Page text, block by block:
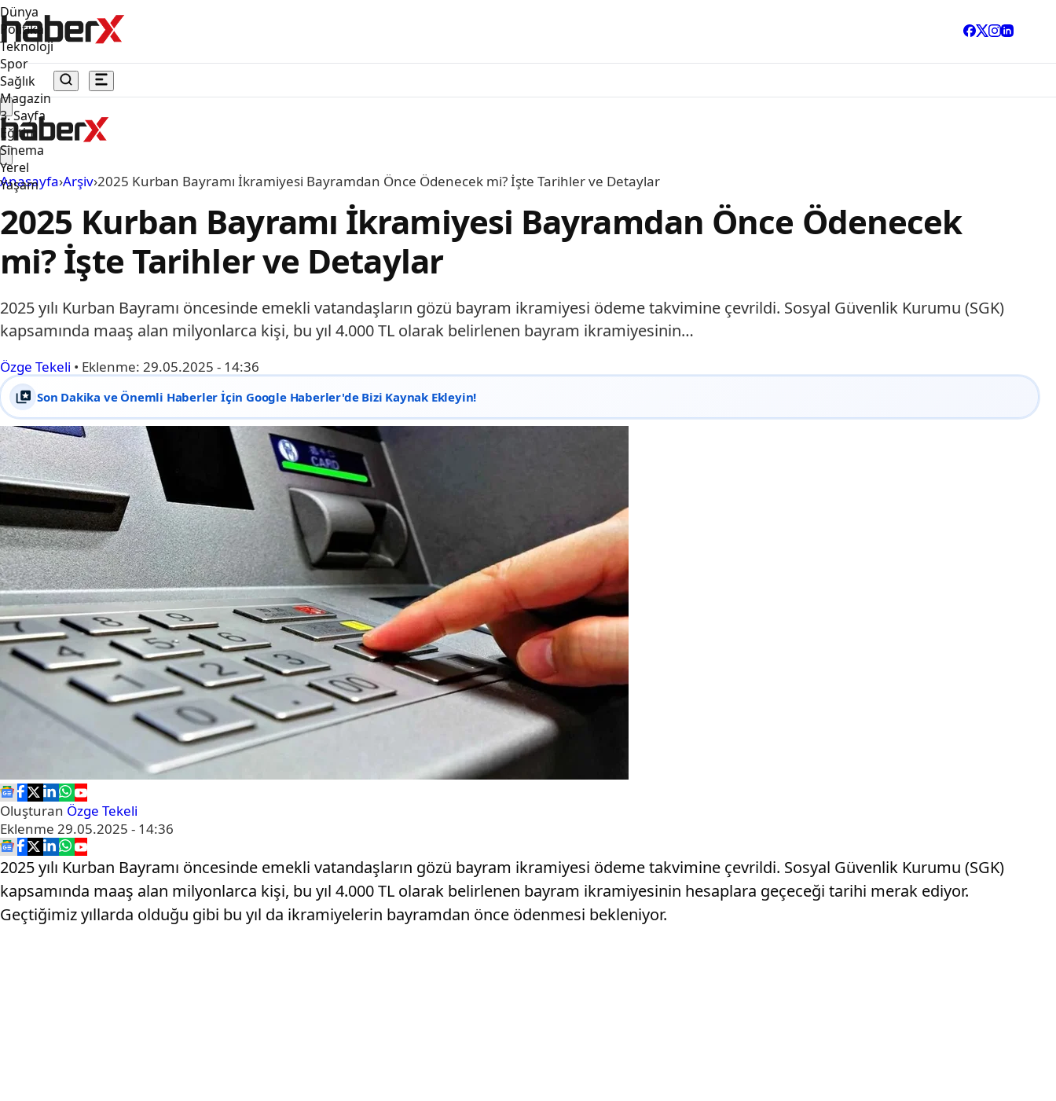
Dünya
Politika
Teknoloji
Spor
Sağlık
Magazin
3. Sayfa
Eğitim
Sinema
Yerel
Yaşam
Anasayfa›Arşiv›2025 Kurban Bayramı İkramiyesi Bayramdan Önce Ödenecek mi? İşte Tarihler ve Detaylar
2025 Kurban Bayramı İkramiyesi Bayramdan Önce Ödenecek
mi? İşte Tarihler ve Detaylar
2025 yılı Kurban Bayramı öncesinde emekli vatandaşların gözü bayram ikramiyesi ödeme takvimine çevrildi. Sosyal Güvenlik Kurumu (SGK)
kapsamında maaş alan milyonlarca kişi, bu yıl 4.000 TL olarak belirlenen bayram ikramiyesinin…
Özge Tekeli • Eklenme: 29.05.2025 - 14:36
Son Dakika ve Önemli Haberler İçin Google Haberler'de Bizi Kaynak Ekleyin!
Oluşturan Özge Tekeli
Eklenme 29.05.2025 - 14:36
2025 yılı Kurban Bayramı öncesinde emekli vatandaşların gözü bayram ikramiyesi ödeme takvimine çevrildi. Sosyal Güvenlik Kurumu (SGK)
kapsamında maaş alan milyonlarca kişi, bu yıl 4.000 TL olarak belirlenen bayram ikramiyesinin hesaplara geçeceği tarihi merak ediyor.
Geçtiğimiz yıllarda olduğu gibi bu yıl da ikramiyelerin bayramdan önce ödenmesi bekleniyor.